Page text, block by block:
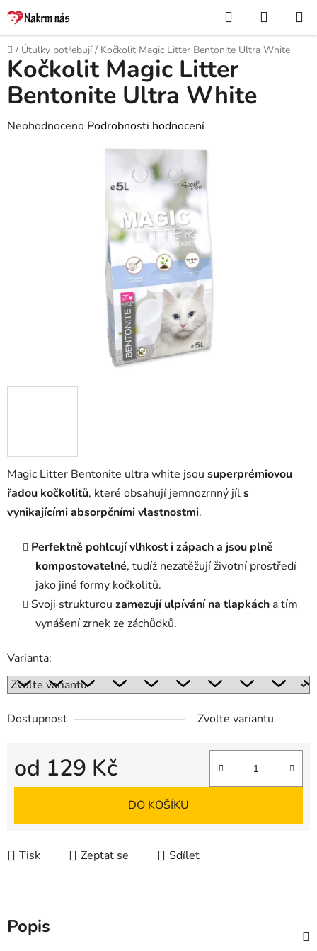
Přejít
na
obsah
Hledat
KOŠÍK
Domů
/ Útulky potřebují / Kočkolit Magic Litter Bentonite Ultra White
Magic Litter Bentonite ultra white jsou superprémiovou
řadou kočkolitů, které obsahují jemnozrnný jíls
vynikajícími absorpčními vlastnostmi.
Perfektně pohlcují vlhkost i zápach a jsou plně
kompostovatelné, tudíž nezatěžují životní prostředí
jako jiné formy kočkolitů.
Svoji strukturou zamezují ulpívání na tlapkách a tím
vynášení zrnek ze záchůdků.
Varianta:
Dostupnost Zvolte variantu
od 129 Kč
Měrná cena:
DO KOŠÍKU
Tisk Zeptat se Sdílet
Kočkolit Magic Litter
Bentonite Ultra White
Průměrné
Neohodnoceno Podrobnosti hodnocení
Popis